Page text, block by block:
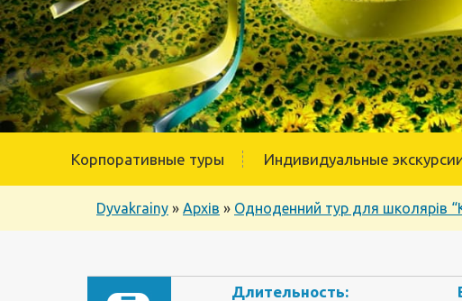
Корпоративные туры Индивидуальные
Dyvakrainy » Архів » Одноденний тур для школярів
Длительность: